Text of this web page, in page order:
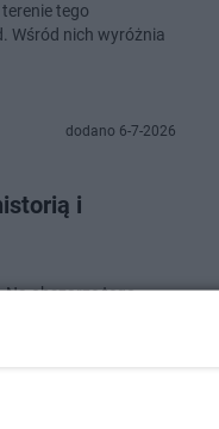
tego
Wśród nich wyróżnia
dodano 6-7-2026
i
Na obszarze tego